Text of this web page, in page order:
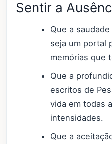
Sentir a
Que a
seja um portal
memórias que
Que a
escritos de
vida em todas
intensidades.
Que a